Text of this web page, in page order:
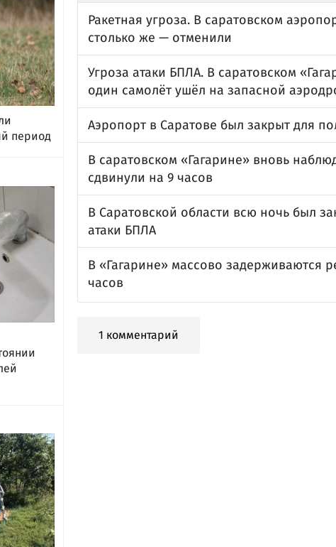
период
Ракетная угроза. В саратовском
столько же — отменили
Угроза атаки БПЛА. В саратовском
один самолёт ушёл на запасной
Аэропорт в Саратове был закрыт для
В саратовском «Гагарине» вновь
сдвинули на 9 часов
В Саратовской области всю ночь был
атаки БПЛА
В «Гагарине» массово задерживаются
часов
1 комментарий